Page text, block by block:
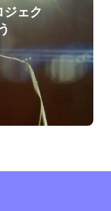
ジェク